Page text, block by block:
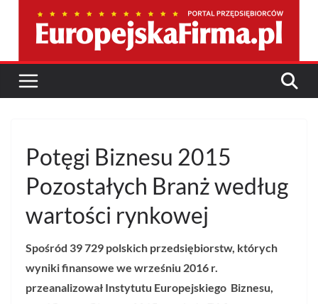
Potęgi Biznesu 2015
Pozostałych Branż według
wartości rynkowej
Spośród 39 729 polskich przedsiębiorstw, których
wyniki finansowe we wrześniu 2016 r.
przeanalizował Instytutu Europejskiego Biznesu,